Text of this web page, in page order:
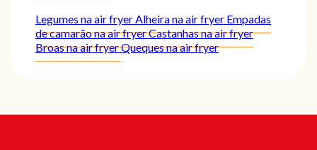
Legumes na air fryerAlheira na air fryer Empadas
de camarão na air fryerCastanhas na air fryer
Broas na air fryerQueques na air fryer